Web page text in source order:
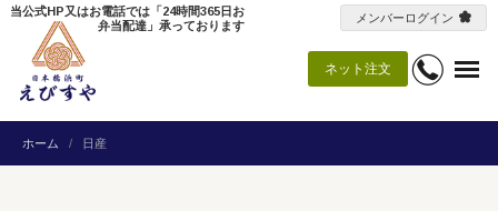
ネット注文
当公式HP又はお電話では「24時間365日お
弁当配達」承っております
メンバーログイン
ホーム 日産